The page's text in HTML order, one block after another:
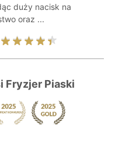
duży nacisk na
oraz ...
Fryzjer Piaski